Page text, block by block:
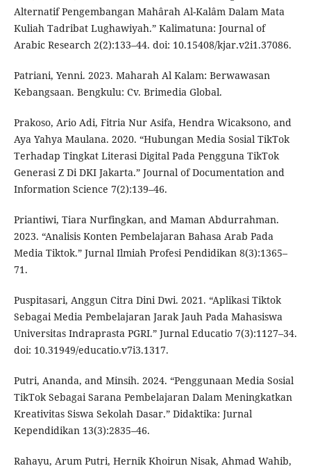
Alternatif Pengembangan Mahârah Al-Kalâm Dalam Mata
Kuliah Tadribat Lughawiyah.” Kalimatuna: Journal of
Arabic Research 2(2):133–44. doi: 10.15408/kjar.v2i1.37086.
Patriani, Yenni. 2023. Maharah Al Kalam: Berwawasan
Kebangsaan. Bengkulu: Cv. Brimedia Global.
Prakoso, Ario Adi, Fitria Nur Asifa, Hendra Wicaksono, and
Aya Yahya Maulana. 2020. “Hubungan Media Sosial TikTok
Terhadap Tingkat Literasi Digital Pada Pengguna TikTok
Generasi Z Di DKI Jakarta.” Journal of Documentation and
Information Science 7(2):139–46.
Priantiwi, Tiara Nurfingkan, and Maman Abdurrahman.
2023. “Analisis Konten Pembelajaran Bahasa Arab Pada
Media Tiktok.” Jurnal Ilmiah Profesi Pendidikan 8(3):1365–
71.
Puspitasari, Anggun Citra Dini Dwi. 2021. “Aplikasi Tiktok
Sebagai Media Pembelajaran Jarak Jauh Pada Mahasiswa
Universitas Indraprasta PGRI.” Jurnal Educatio 7(3):1127–34.
doi: 10.31949/educatio.v7i3.1317.
Putri, Ananda, and Minsih. 2024. “Penggunaan Media Sosial
TikTok Sebagai Sarana Pembelajaran Dalam Meningkatkan
Kreativitas Siswa Sekolah Dasar.” Didaktika: Jurnal
Kependidikan 13(3):2835–46.
Rahayu, Arum Putri, Hernik Khoirun Nisak, Ahmad Wahib,